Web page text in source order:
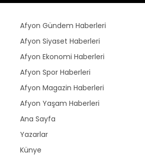
Afyon Gündem Haberleri
Afyon Siyaset Haberleri
Afyon Ekonomi Haberleri
Afyon Spor Haberleri
Afyon Magazin Haberleri
Afyon Yaşam Haberleri
Ana Sayfa
Yazarlar
Künye